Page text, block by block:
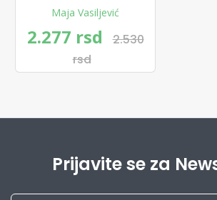
Maja Vasiljević
2.277 rsd
2.530
rsd
Prijavite se za